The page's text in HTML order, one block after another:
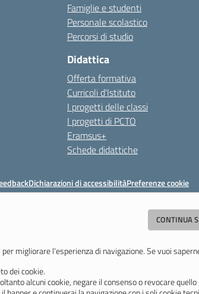
CONTINUA
migliorare l'esperienza di navigazione. Se vuoi
dei cookie.
alcuni cookie, negare il consenso o revocare
Famiglie e studenti
Personale scolastico
Percorsi di studio
Didattica
Offerta formativa
Curricoli d'Istituto
I progetti delle classi
I progetti di PCTO
Eramsus+
Schede didattiche
Dichiarazioni di accessibilitàPreferenze cookie
Fax 059 764354 - Email:
mois00200c - C.F. 94058180368
Lunedì, 3 Agosto 2026 ore 12:05